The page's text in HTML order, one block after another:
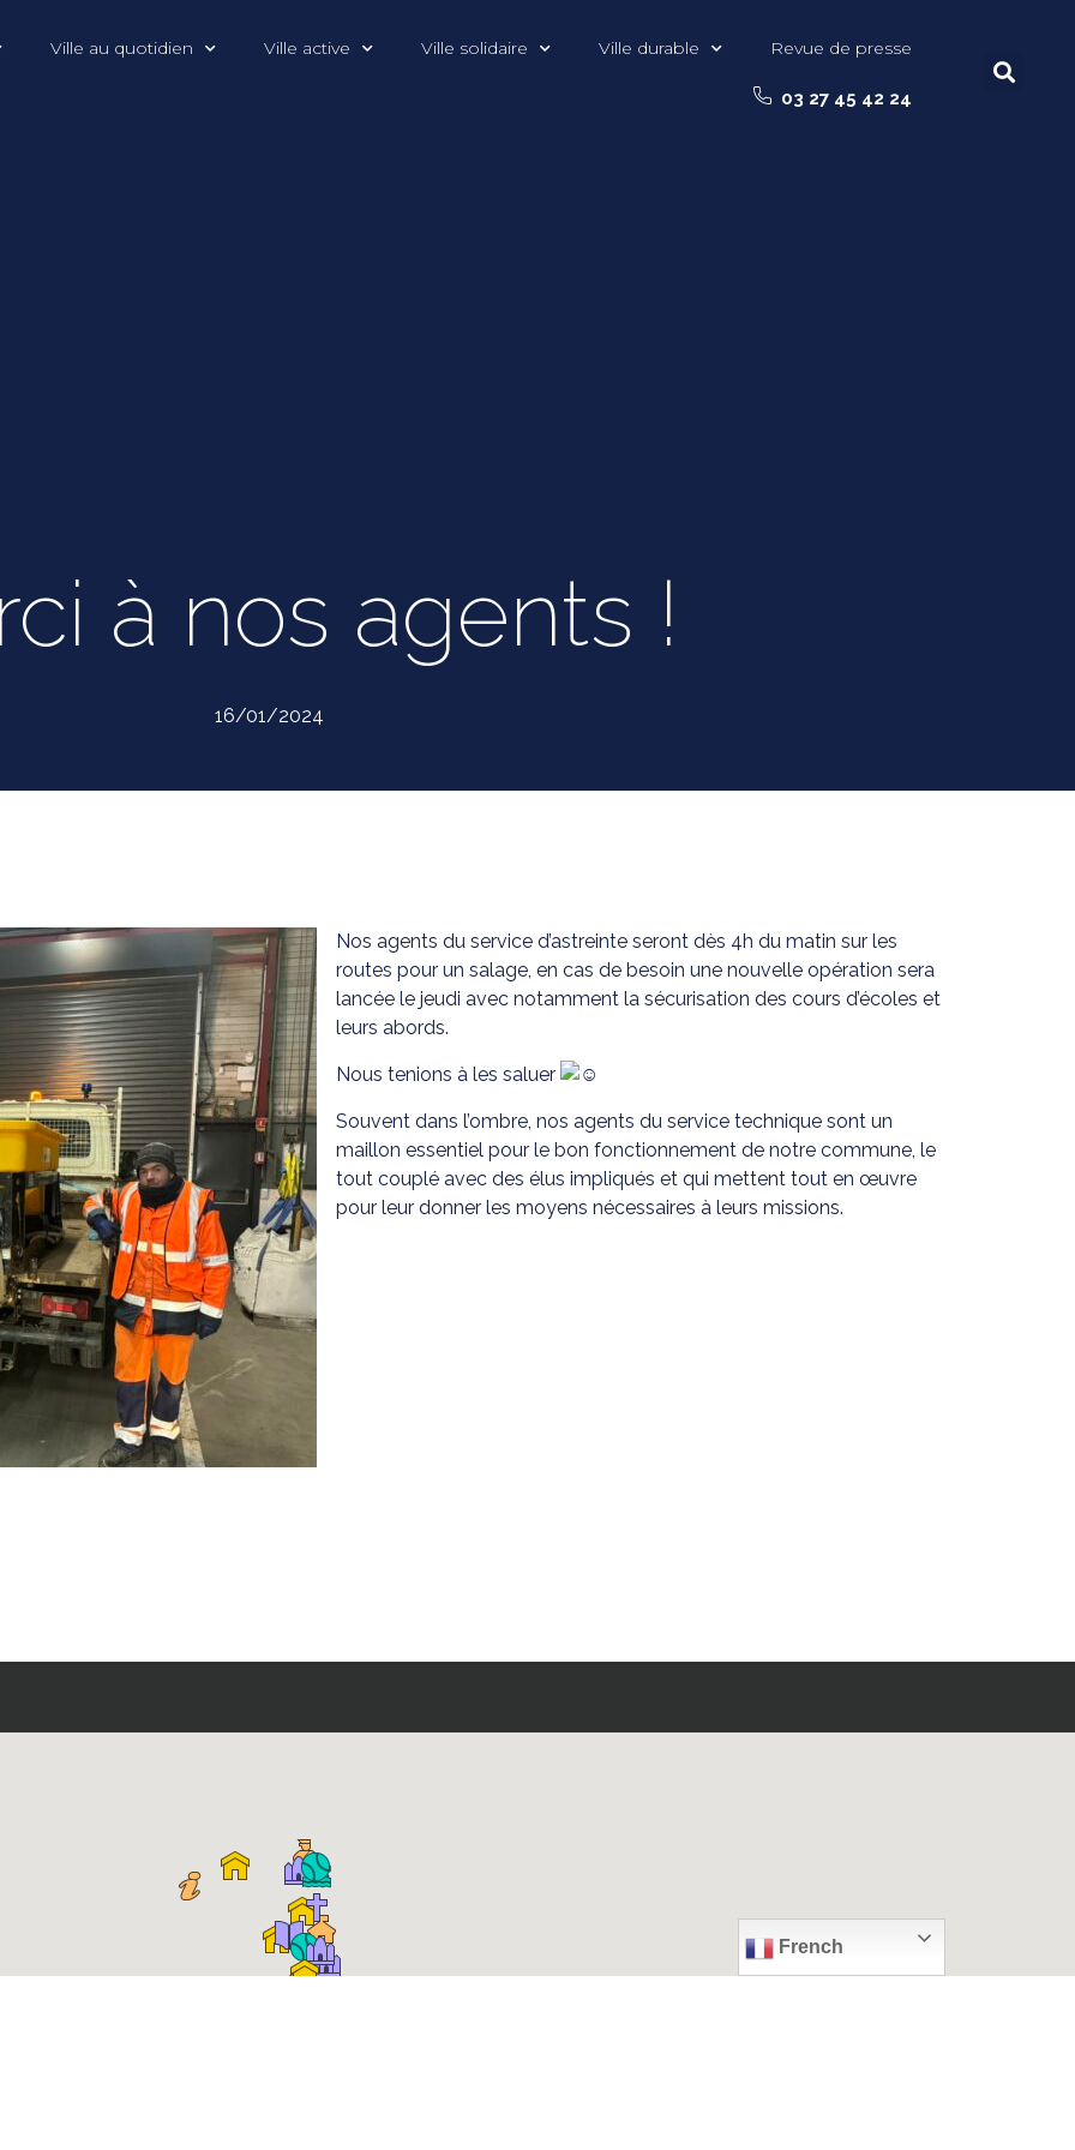
Ville au quotidien Ville active Ville solidaire Ville durable Revue de presse
03 27 45 42 24
à nos agents !
16/01/2024
Nos agents du service d’astreinte seront dès 4h du matin sur les
routes pour un salage, en cas de besoin une nouvelle opération sera
lancée le jeudi avec notamment la sécurisation des cours d’écoles et
leurs abords.
Nous tenions à les saluer
Souvent dans l’ombre, nos agents du service technique sont un
maillon essentiel pour le bon fonctionnement de notre commune, le
tout couplé avec des élus impliqués et qui mettent tout en œuvre
pour leur donner les moyens nécessaires à leurs missions.
French